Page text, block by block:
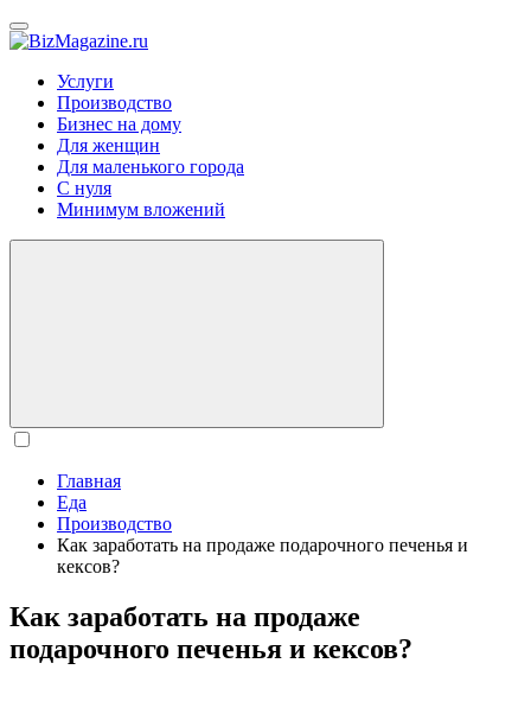
Услуги
Производство
Бизнес на дому
Для женщин
Для маленького города
С нуля
Минимум вложений
Главная
Еда
Производство
Как заработать на продаже подарочного печенья и
кексов?
Как заработать на продаже
подарочного печенья и кексов?